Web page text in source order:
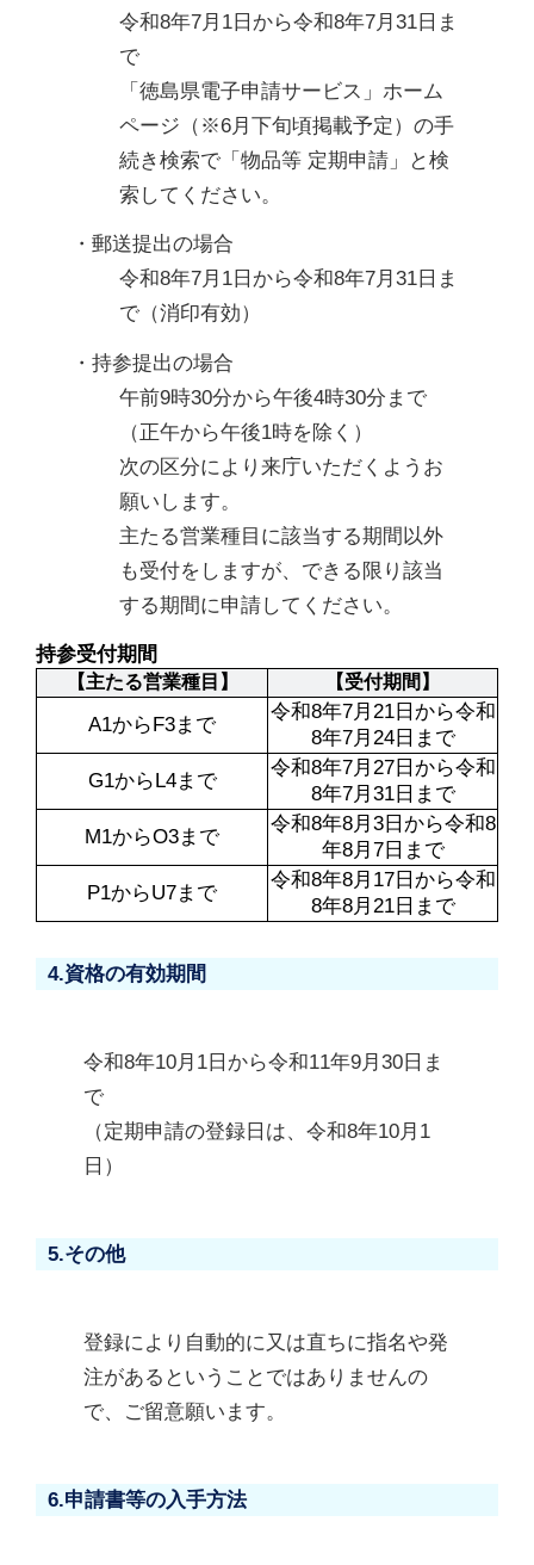
令和8年7月1日から令和8年7月31日ま
で
「徳島県電子申請サービス」ホーム
ページ（※6月下旬頃掲載予定）の手
続き検索で「物品等 定期申請」と検
索してください。
・郵送提出の場合
令和8年7月1日から令和8年7月31日ま
で（消印有効）
・持参提出の場合
午前9時30分から午後4時30分まで
（正午から午後1時を除く）
次の区分により来庁いただくようお
願いします。
主たる営業種目に該当する期間以外
も受付をしますが、できる限り該当
する期間に申請してください。
持参受付期間
【主たる営業種目】 【受付期間】
A1からF3まで
令和8年7月21日から令和
8年7月24日まで
G1からL4まで
令和8年7月27日から令和
8年7月31日まで
M1からO3まで
令和8年8月3日から令和8
年8月7日まで
P1からU7まで
令和8年8月17日から令和
8年8月21日まで
4.資格の有効期間
令和8年10月1日から令和11年9月30日ま
で
（定期申請の登録日は、令和8年10月1
日）
5.その他
登録により自動的に又は直ちに指名や発
注があるということではありませんの
で、ご留意願います。
6.申請書等の入手方法